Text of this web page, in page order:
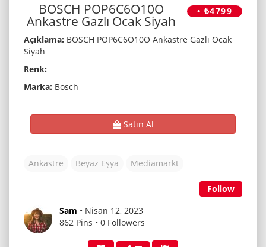
• ₺4799
BOSCH POP6C6O10O
Ankastre Gazlı Ocak Siyah
Açıklama: BOSCH POP6C6O10O Ankastre Gazlı Ocak
Siyah
Renk:
Marka: Bosch
Satın Al
Ankastre Beyaz Eşya Mediamarkt
Follow
Sam • Nisan 12, 2023
862 Pins • 0 Followers